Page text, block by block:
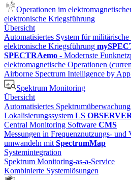
Operationen im
elektronische Kriegsführung
Übersicht
Automatisiertes System für
elektronische Kriegsführung
SPECTRAemo - Modernste
elektromagnetische Operationen
Airborne Spectrum Intelligence by
Spektrum Monitoring
Übersicht
Automatisiertes
Lokalisierungssystem LS
Central Monitoring Software CMS
Messungen in Frequenznutzungs- und
umwandeln mit SpectrumMap
Systemintegration
Spektrum Monitoring-as-a-Service
Kombinierte Systemlösungen